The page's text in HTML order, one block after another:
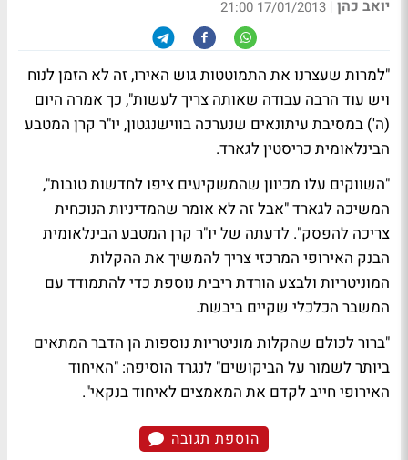
יואב כהן |
17/01/2013 21:00
"למרות שעצרנו את התמוטטות גוש האירו, זה לא הזמן לנוח
ויש עוד הרבה עבודה שאותה צריך לעשות", כך אמרה היום
(ה') במסיבת עיתונאים שנערכה בווישנגטון, יו"ר קרן המטבע
הבינלאומית כריסטין לגארד.
"השווקים עלו מכיוון שהמשקיעים ציפו לחדשות טובות",
המשיכה לגארד "אבל זה לא אומר שהמדיניות הנוכחית
צריכה להפסק". לדעתה של יו"ר קרן המטבע הבינלאומית
הבנק האירופי המרכזי צריך להמשיך את ההקלות
המוניטריות ולבצע הורדת ריבית נוספת כדי להתמודד עם
המשבר הכלכלי שקיים ביבשת.
"ברור לכולם שהקלות מוניטריות נוספות הן הדבר המתאים
ביותר לשמור על הביקושים" לנגרד הוסיפה: "האיחוד
האירופי חייב לקדם את המאמצים לאיחוד בנקאי".
הוספת תגובה